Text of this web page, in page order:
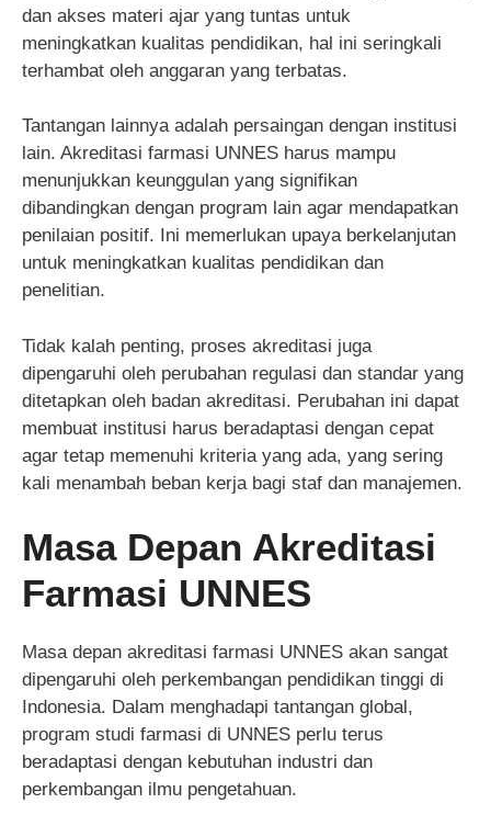
dan akses materi ajar yang tuntas untuk
meningkatkan kualitas pendidikan, hal ini seringkali
terhambat oleh anggaran yang terbatas.
Tantangan lainnya adalah persaingan dengan institusi
lain. Akreditasi farmasi UNNES harus mampu
menunjukkan keunggulan yang signifikan
dibandingkan dengan program lain agar mendapatkan
penilaian positif. Ini memerlukan upaya berkelanjutan
untuk meningkatkan kualitas pendidikan dan
penelitian.
Tidak kalah penting, proses akreditasi juga
dipengaruhi oleh perubahan regulasi dan standar yang
ditetapkan oleh badan akreditasi. Perubahan ini dapat
membuat institusi harus beradaptasi dengan cepat
agar tetap memenuhi kriteria yang ada, yang sering
kali menambah beban kerja bagi staf dan manajemen.
Masa Depan Akreditasi
Farmasi UNNES
Masa depan akreditasi farmasi UNNES akan sangat
dipengaruhi oleh perkembangan pendidikan tinggi di
Indonesia. Dalam menghadapi tantangan global,
program studi farmasi di UNNES perlu terus
beradaptasi dengan kebutuhan industri dan
perkembangan ilmu pengetahuan.